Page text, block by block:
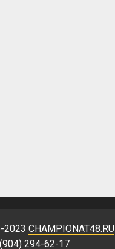
2023 CHAMPIONAT48.RU
294-62-17